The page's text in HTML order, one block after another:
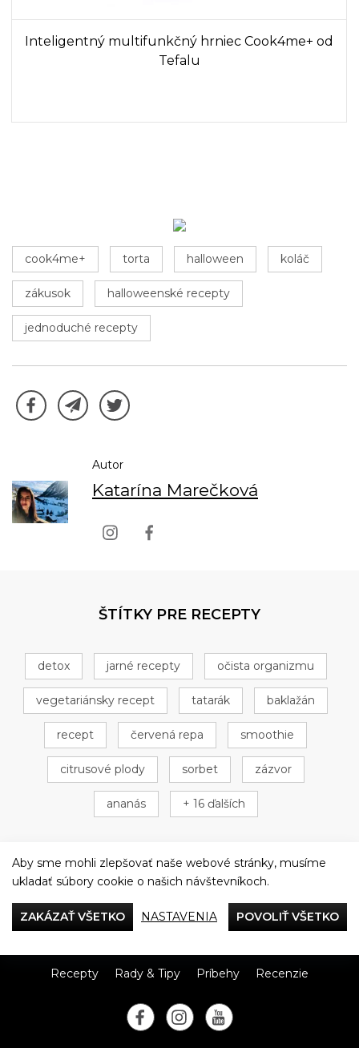
Inteligentný multifunkčný hrniec Cook4me+ od
Tefalu
cook4me+ torta halloween koláč
zákusok halloweenské recepty
jednoduché recepty
Autor
Katarína Marečková
ŠTÍTKY PRE RECEPTY
detox jarné recepty očista organizmu
vegetariánsky recept tatarák baklažán
recept červená repa smoothie
citrusové plody sorbet zázvor
ananás + 16 ďalších
Večeriame společne
Recepty Rady & Tipy Príbehy Recenzie
Aby sme mohli zlepšovať naše webové stránky, musíme
ukladať súbory cookie o našich návštevníkoch.
ZAKÁZAŤ VŠETKO NASTAVENIA POVOLIŤ VŠETKO